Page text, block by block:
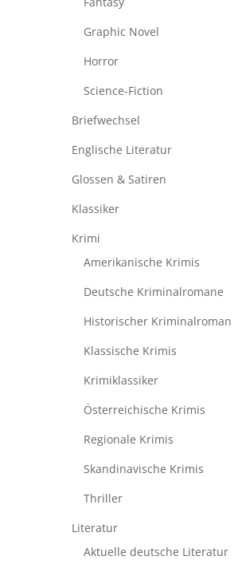
Graphic Novel
Horror
Science-Fiction
Briefwechsel
Englische Literatur
Glossen & Satiren
Klassiker
Krimi
Amerikanische Krimis
Deutsche Kriminalromane
Historischer Kriminalroman
Klassische Krimis
Krimiklassiker
Österreichische Krimis
Regionale Krimis
Skandinavische Krimis
Thriller
Literatur
Aktuelle deutsche Literatur